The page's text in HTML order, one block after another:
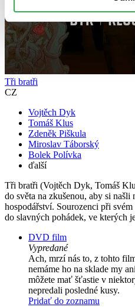
Tři bratři
CZ
Vojtěch Dyk
Tomáš Klus
Zdeněk Piškula
Miroslav Táborský
Bolek Polívka
ďalší
Tři bratři (Vojtěch Dyk, Tomáš
do světa na zkušenou, aby si
hospodářství. Sourozenci při
do slavných pohádek, ve kterých
DVD film
Vypredané
Ach, mrzí nás to, z tohto
nemáme ho na sklade my
môžete mať šťastie v
nepredali posledné kusy.
Pridať do zoznamu